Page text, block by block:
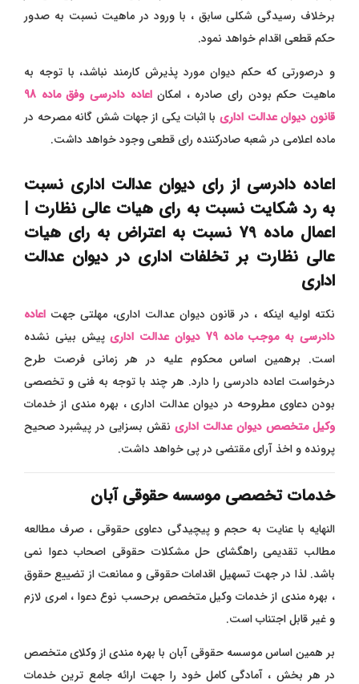
برخلاف رسیدگی شکلی سابق ، با ورود در ماهیت نسبت به صدور
حکم قطعی اقدام خواهد نمود.
و درصورتی که حکم دیوان مورد پذیرش کارمند نباشد، با توجه به
ماهیت حکم بودن رای صادره ، امکان
اعاده دادرسی وفق ماده 98
قانون دیوان عدالت اداری با اثبات یکی از جهات شش گانه مصرحه در
ماده اعلامی در شعبه صادرکننده رای قطعی وجود خواهد داشت.
اعاده دادرسی از رای دیوان عدالت اداری نسبت
به رد شکایت نسبت به رای هیات عالی نظارت |
اعمال ماده 79 نسبت به اعتراض به رای هیات
عالی نظارت بر تخلفات اداری در دیوان عدالت
اداری
نکته اولیه اینکه ، در قانون دیوان عدالت اداری، مهلتی جهت اعاده
دادرسی به موجب ماده 79 دیوان عدالت اداری
پیش بینی نشده
است. برهمین اساس محکوم علیه در هر زمانی فرصت طرح
درخواست اعاده دادرسی را دارد. هر چند با توجه به فنی و تخصصی
بودن دعاوی مطروحه در دیوان عدالت اداری ، بهره مندی از خدمات
وکیل متخصص دیوان عدالت اداری نقش بسزایی در پیشبرد صحیح
پرونده و اخذ آرای مقتضی در پی خواهد داشت.
خدمات تخصصی موسسه حقوقی آبان
النهایه با عنایت به حجم و پیچیدگی دعاوی حقوقی ، صرف مطالعه
مطالب تقدیمی راهگشای حل مشکلات حقوقی اصحاب دعوا نمی
باشد. لذا در جهت تسهیل اقدامات حقوقی و ممانعت از تضییع حقوق
، بهره مندی از خدمات وکیل متخصص برحسب نوع دعوا ، امری لازم
و غیر قابل اجتناب است.
بر همین اساس موسسه حقوقی آبان با بهره مندی از وکلای متخصص
در هر بخش ، آمادگی کامل خود را جهت ارائه جامع ترین خدمات